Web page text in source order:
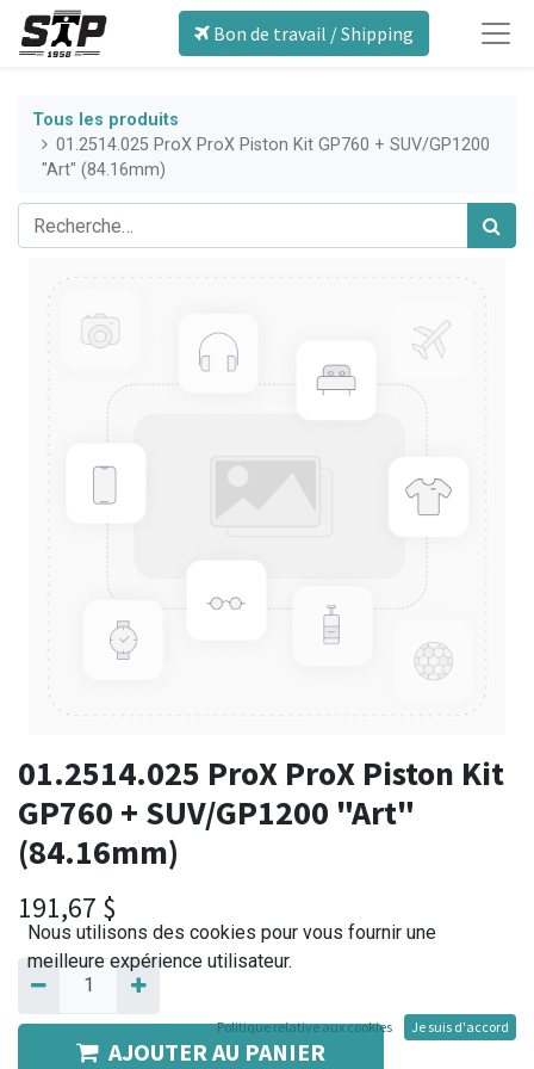
Bon de travail / Shipping
Tous les produits
01.2514.025 ProX ProX Piston Kit GP760 + SUV/GP1200
"Art" (84.16mm)
01.2514.025 ProX ProX Piston Kit
GP760 + SUV/GP1200 "Art"
(84.16mm)
191,67 $
AJOUTER AU PANIER
Nous utilisons des cookies pour vous fournir une
meilleure expérience utilisateur.
Politique relative aux cookies Je suis d'accord